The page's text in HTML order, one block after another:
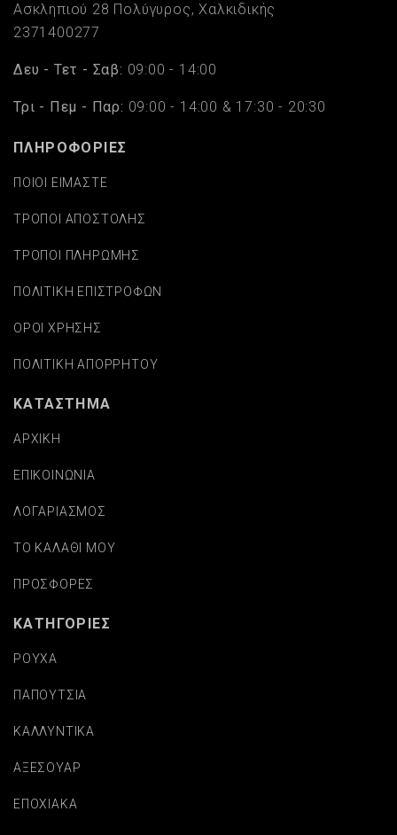
Ασκληπιού 28 Πολύγυρος, Χαλκιδικής
2371400277
Δευ - Τετ - Σαβ: 09:00 - 14:00
Τρι - Πεμ - Παρ: 09:00 - 14:00 & 17:30 - 20:30
ΠΛΗΡΟΦΟΡΙΕΣ
ΠΟΙΟΙ ΕΙΜΑΣΤΕ
ΤΡΟΠΟΙ ΑΠΟΣΤΟΛΗΣ
ΤΡΟΠΟΙ ΠΛΗΡΩΜΗΣ
ΠΟΛΙΤΙΚΗ ΕΠΙΣΤΡΟΦΩΝ
ΟΡΟΙ ΧΡΗΣΗΣ
ΠΟΛΙΤΙΚΗ ΑΠΟΡΡΗΤΟΥ
ΚΑΤΑΣΤΗΜΑ
ΑΡΧΙΚΗ
ΕΠΙΚΟΙΝΩΝΙΑ
ΛΟΓΑΡΙΑΣΜΟΣ
ΤΟ ΚΑΛΑΘΙ ΜΟΥ
ΠΡΟΣΦΟΡΕΣ
ΚΑΤΗΓΟΡΙΕΣ
ΡΟΥΧΑ
ΠΑΠΟΥΤΣΙΑ
ΚΑΛΛΥΝΤΙΚΑ
ΑΞΕΣΟΥΑΡ
ΕΠΟΧΙΑΚΑ